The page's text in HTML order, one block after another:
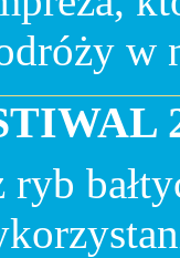
w
ryb